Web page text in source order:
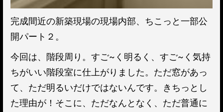
完成間近の新築現場の現場内部、ちこっと一部公
開パート２。
今回は、階段周り。すご~く明るく、すご~く気持
ちがいい階段室に仕上がりました。ただ窓があっ
て、ただ明るいだけではないんです。きちっとし
た理由が！そこに、ただなんとなく、ただ普通に